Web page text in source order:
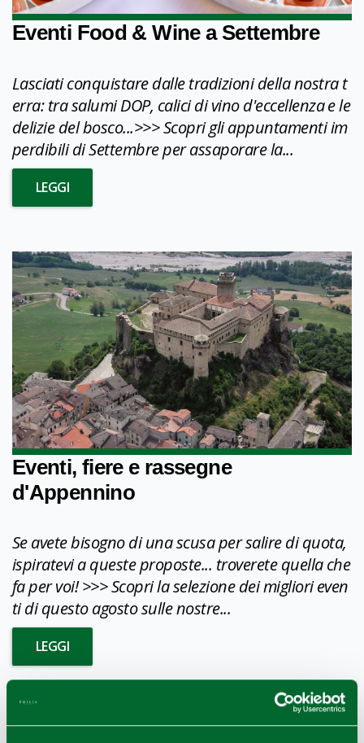
Eventi Food & Wine a Settembre
Lasciati conquistare dalle tradizioni della nostra t
erra: tra salumi DOP, calici di vino d'eccellenza e le
delizie del bosco...>>> Scopri gli appuntamenti im
perdibili di Settembre per assaporare la...
LEGGI
Eventi, fiere e rassegne
d'Appennino
Se avete bisogno di una scusa per salire di quota,
ispiratevi a queste proposte... troverete quella che
fa per voi! >>> Scopri la selezione dei migliori even
ti di questo agosto sulle nostre...
LEGGI